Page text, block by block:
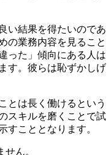
い結果を得たいのであ
の業務内容を見ること
った」傾向にある人は
す。彼らは恥ずかしげ
とは長く働けるという
スキルを磨くことで試
すこととなります。
ん。